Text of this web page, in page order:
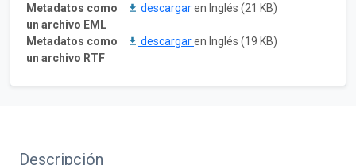
Metadatos como
un archivo EML
descargaren Inglés (21 KB)
Metadatos como
un archivo RTF
descargaren Inglés (19 KB)
Descripción